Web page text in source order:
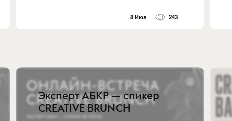
8 Июл 243
Эксперт АБКР — спикер
CREATIVE BRUNCH